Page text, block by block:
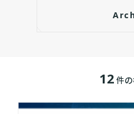
12 件